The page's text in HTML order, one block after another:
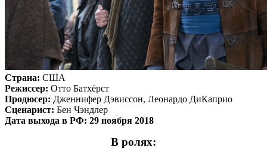
Страна: США
Режиссер: Отто Батхёрст
Продюсер: Дженнифер Дэвиссон, Леонардо ДиКаприо
Сценарист: Бен Чэндлер
Дата выхода в РФ: 29 ноября 2018
В ролях: